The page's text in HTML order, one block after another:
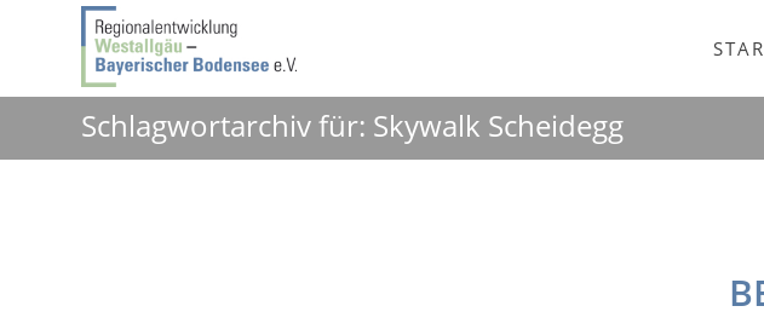
Schlagwortarchiv für: Skywalk Scheidegg